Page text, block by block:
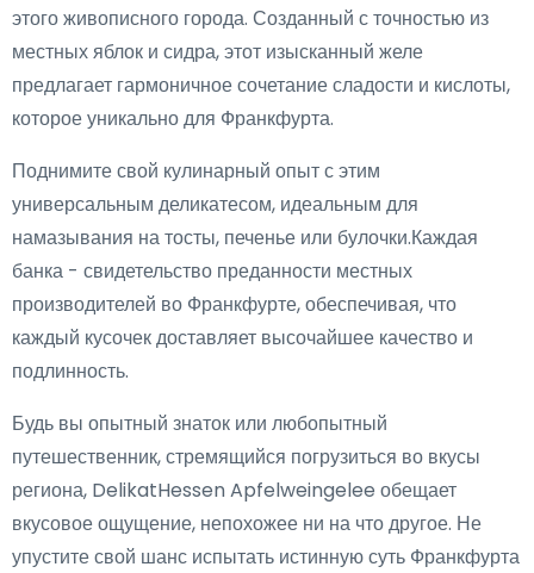
этого живописного города. Созданный с точностью из
местных яблок и сидра, этот изысканный желе
предлагает гармоничное сочетание сладости и кислоты,
которое уникально для Франкфурта.
Поднимите свой кулинарный опыт с этим
универсальным деликатесом, идеальным для
намазывания на тосты, печенье или булочки.Каждая
банка - свидетельство преданности местных
производителей во Франкфурте, обеспечивая, что
каждый кусочек доставляет высочайшее качество и
подлинность.
Будь вы опытный знаток или любопытный
путешественник, стремящийся погрузиться во вкусы
региона, DelikatHessen Apfelweingelee обещает
вкусовое ощущение, непохожее ни на что другое. Не
упустите свой шанс испытать истинную суть Франкфурта